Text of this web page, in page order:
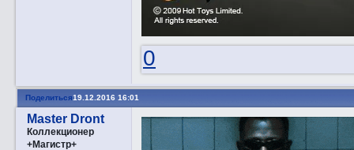
0
Поделиться19.12.2016 16:01
Master Dront
Коллекционер
+Магистр+